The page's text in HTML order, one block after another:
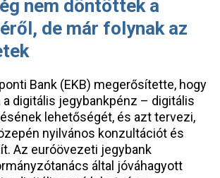
nem döntöttek a
de már folynak az
Bank (EKB) megerősítette, hogy
digitális jegybankpénz – digitális
lehetőségét, és azt tervezi,
nyilvános konzultációt és
Az euróövezeti jegybank
által jóváhagyott